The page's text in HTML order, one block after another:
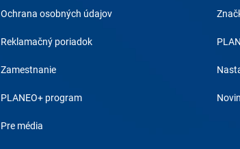
Ochrana osobných údajov
Reklamačný poriadok
Zamestnanie
PLANEO+ program
Pre média